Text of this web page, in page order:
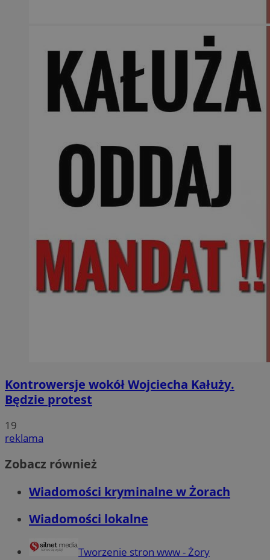
Kontrowersje wokół Wojciecha Kałuży.
Będzie protest
19
reklama
Zobacz również
Wiadomości kryminalne w Żorach
Wiadomości lokalne
Tworzenie stron www - Żory